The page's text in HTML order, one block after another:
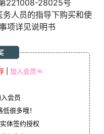
221008-28025号
人员的指导下购买和使
项详见说明书
加入会员☜
会员
低很多哦！
体签约授权